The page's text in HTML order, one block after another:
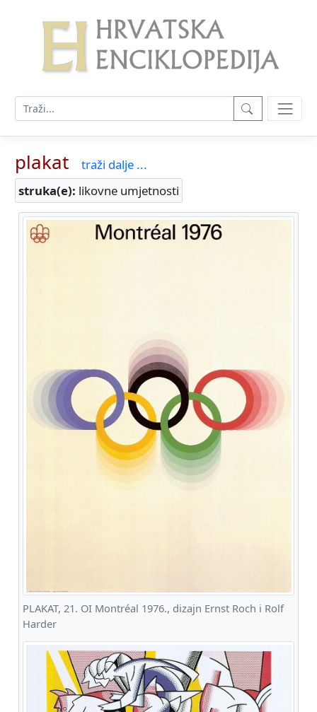
plakat
traži dalje ...
struka(e): likovne umjetnosti
PLAKAT, 21. OI Montréal 1976., dizajn Ernst Roch i Rolf
Harder